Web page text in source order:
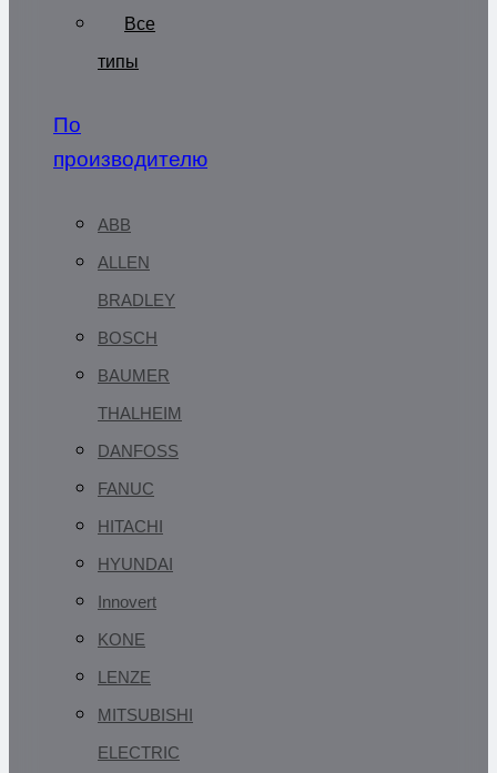
Все
типы
По
производителю
ABB
ALLEN
BRADLEY
BOSCH
BAUMER
THALHEIM
DANFOSS
FANUC
HITACHI
HYUNDAI
Innovert
KONE
LENZE
MITSUBISHI
ELECTRIC